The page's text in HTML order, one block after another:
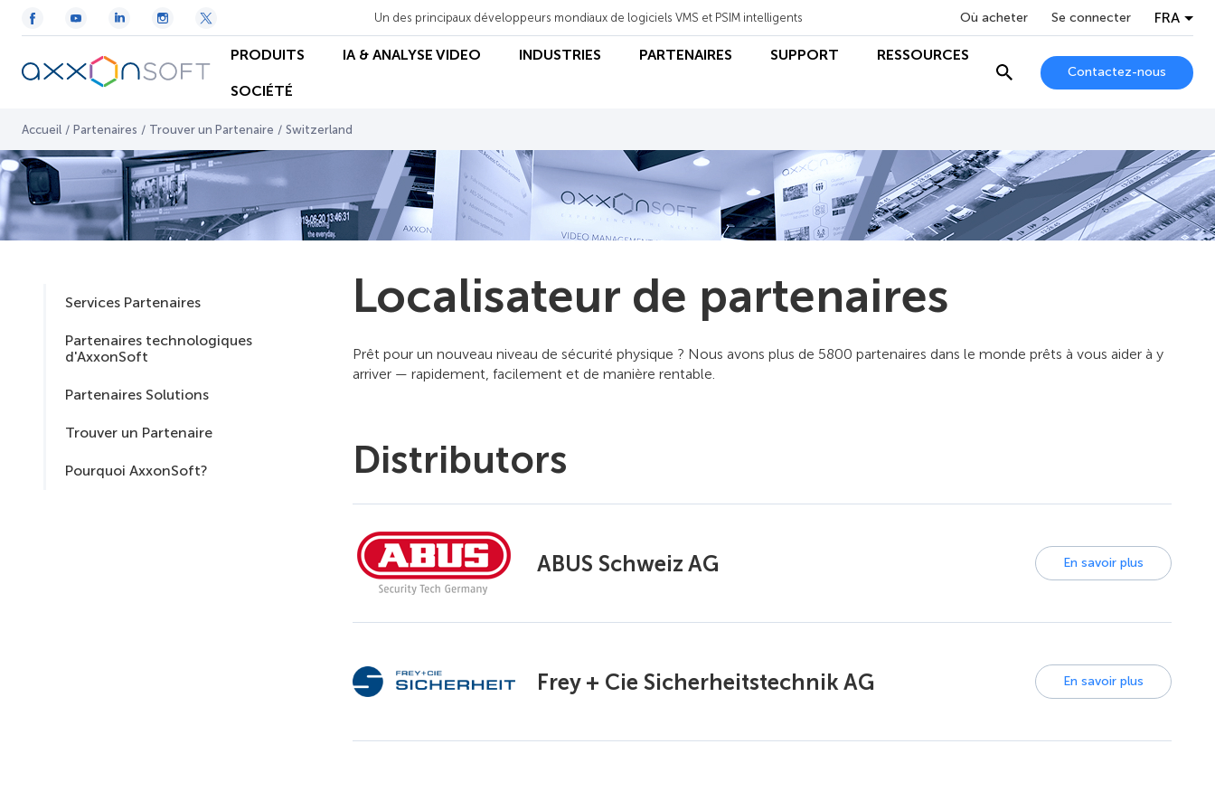
Un des principaux développeurs mondiaux de logiciels VMS et PSIM intelligents Où acheter Se connecter FRA
PRODUITS IA & ANALYSE VIDEO INDUSTRIES PARTENAIRES SUPPORT RESSOURCES
SOCIÉTÉ
Contactez-nous
Accueil / Partenaires / Trouver un Partenaire / Switzerland
Services Partenaires
Partenaires technologiques
d'AxxonSoft
Partenaires Solutions
Trouver un Partenaire
Pourquoi AxxonSoft?
Localisateur de partenaires
Prêt pour un nouveau niveau de sécurité physique ? Nous avons plus de 5800 partenaires dans le monde prêts à vous aider à y
arriver — rapidement, facilement et de manière rentable.
Distributors
ABUS Schweiz AG En savoir plus
Frey + Cie Sicherheitstechnik AG En savoir plus